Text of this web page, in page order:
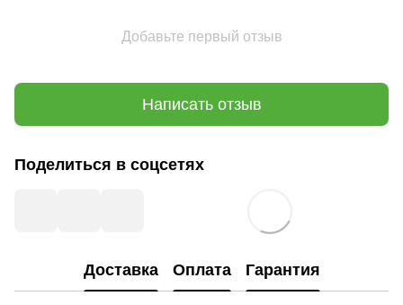
Добавьте первый отзыв
Написать отзыв
Поделиться в соцсетях
Доставка Оплата Гарантия